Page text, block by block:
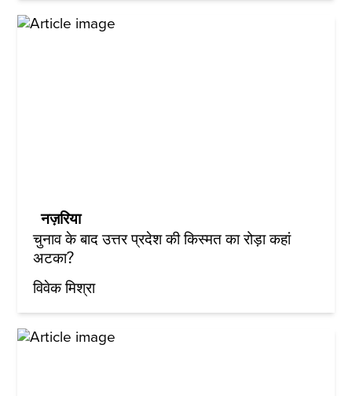
नज़रिया
चुनाव के बाद उत्तर प्रदेश की किस्मत का रोड़ा कहां
अटका?
विवेक मिश्रा